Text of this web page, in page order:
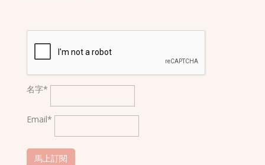
名字*
Email*